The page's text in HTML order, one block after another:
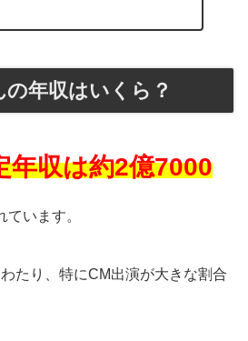
年収はいくら？
年収は約2億7000
ています。
たり、特にCM出演が大きな割合